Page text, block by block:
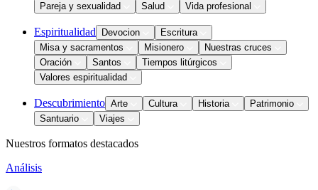
Pareja y sexualidad
Salud Vida profesional
Espiritualidad Devocion
Escritura
Misa y sacramentos
Misionero
Nuestras cruces
Oración
Santos
Tiempos litúrgicos
Valores espiritualidad
Descubrimiento Arte Cultura Historia
Patrimonio
Santuario
Viajes
Nuestros formatos destacados
Análisis